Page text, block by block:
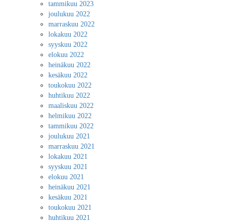
tammikuu 2023
joulukuu 2022
marraskuu 2022
lokakuu 2022
syyskuu 2022
elokuu 2022
heinäkuu 2022
kesäkuu 2022
toukokuu 2022
huhtikuu 2022
maaliskuu 2022
helmikuu 2022
tammikuu 2022
joulukuu 2021
marraskuu 2021
lokakuu 2021
syyskuu 2021
elokuu 2021
heinäkuu 2021
kesäkuu 2021
toukokuu 2021
huhtikuu 2021